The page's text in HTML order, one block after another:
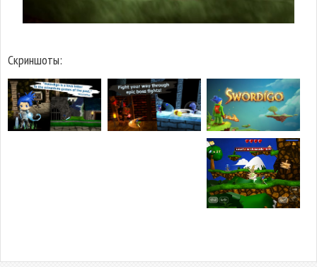
Скриншоты: